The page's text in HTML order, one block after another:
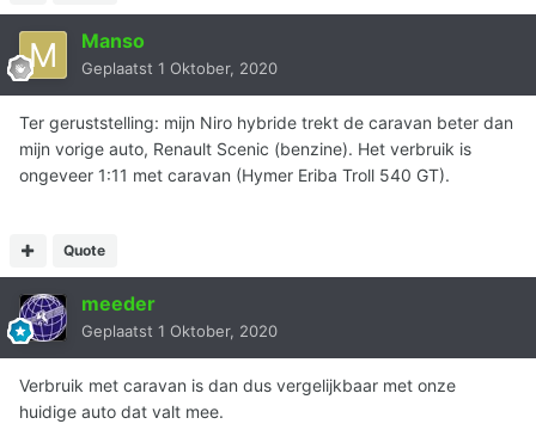
Manso
Geplaatst 1 Oktober, 2020
Ter geruststelling: mijn Niro hybride trekt de caravan beter dan
mijn vorige auto, Renault Scenic (benzine). Het verbruik is
ongeveer 1:11 met caravan (Hymer Eriba Troll 540 GT).
Quote
meeder
Geplaatst 1 Oktober, 2020
Verbruik met caravan is dan dus vergelijkbaar met onze
huidige auto dat valt mee.